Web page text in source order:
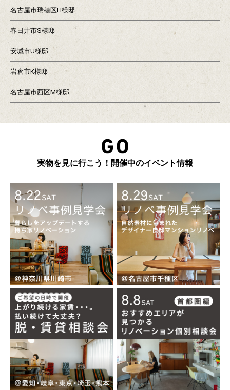
名古屋市瑞穂区H様邸
春日井市S様邸
安城市U様邸
岩倉市K様邸
名古屋市西区M様邸
実物を見に行こう！開催中のイベント情報